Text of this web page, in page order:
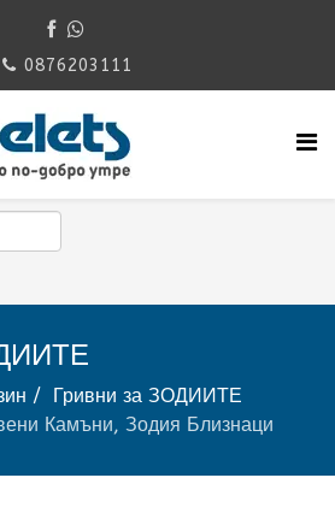
0876203111
Гривни за ЗОДИИТЕ
Камъни, Зодия Близнаци